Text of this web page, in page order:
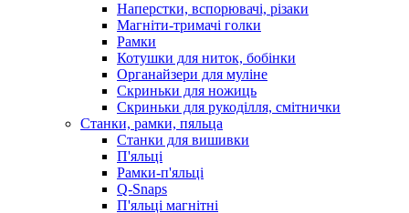
Наперстки, вспорювачі, різаки
Магніти-тримачі голки
Рамки
Котушки для ниток, бобінки
Органайзери для муліне
Скриньки для ножиць
Скриньки для рукоділля, смітнички
Станки, рамки, пяльца
Станки для вишивки
П'яльці
Рамки-п'яльці
Q-Snaps
П'яльці магнітні